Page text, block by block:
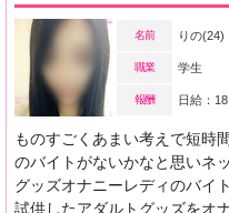
名前 りの(24)
職業 学生
報酬 日給：
ものすごくあまい考えで短時
のバイトがないかなと思いネ
グッズオナニーレディのバイ
試供したアダルトグッズをオ